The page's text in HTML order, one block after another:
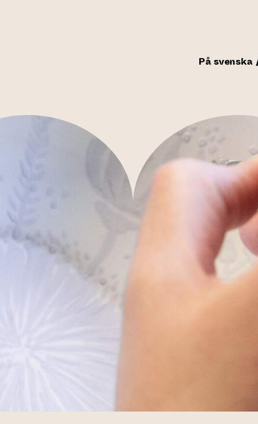
På svenska